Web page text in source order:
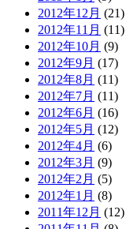
2012年12月 (21)
2012年11月 (11)
2012年10月 (9)
2012年9月 (17)
2012年8月 (11)
2012年7月 (11)
2012年6月 (16)
2012年5月 (12)
2012年4月 (6)
2012年3月 (9)
2012年2月 (5)
2012年1月 (8)
2011年12月 (12)